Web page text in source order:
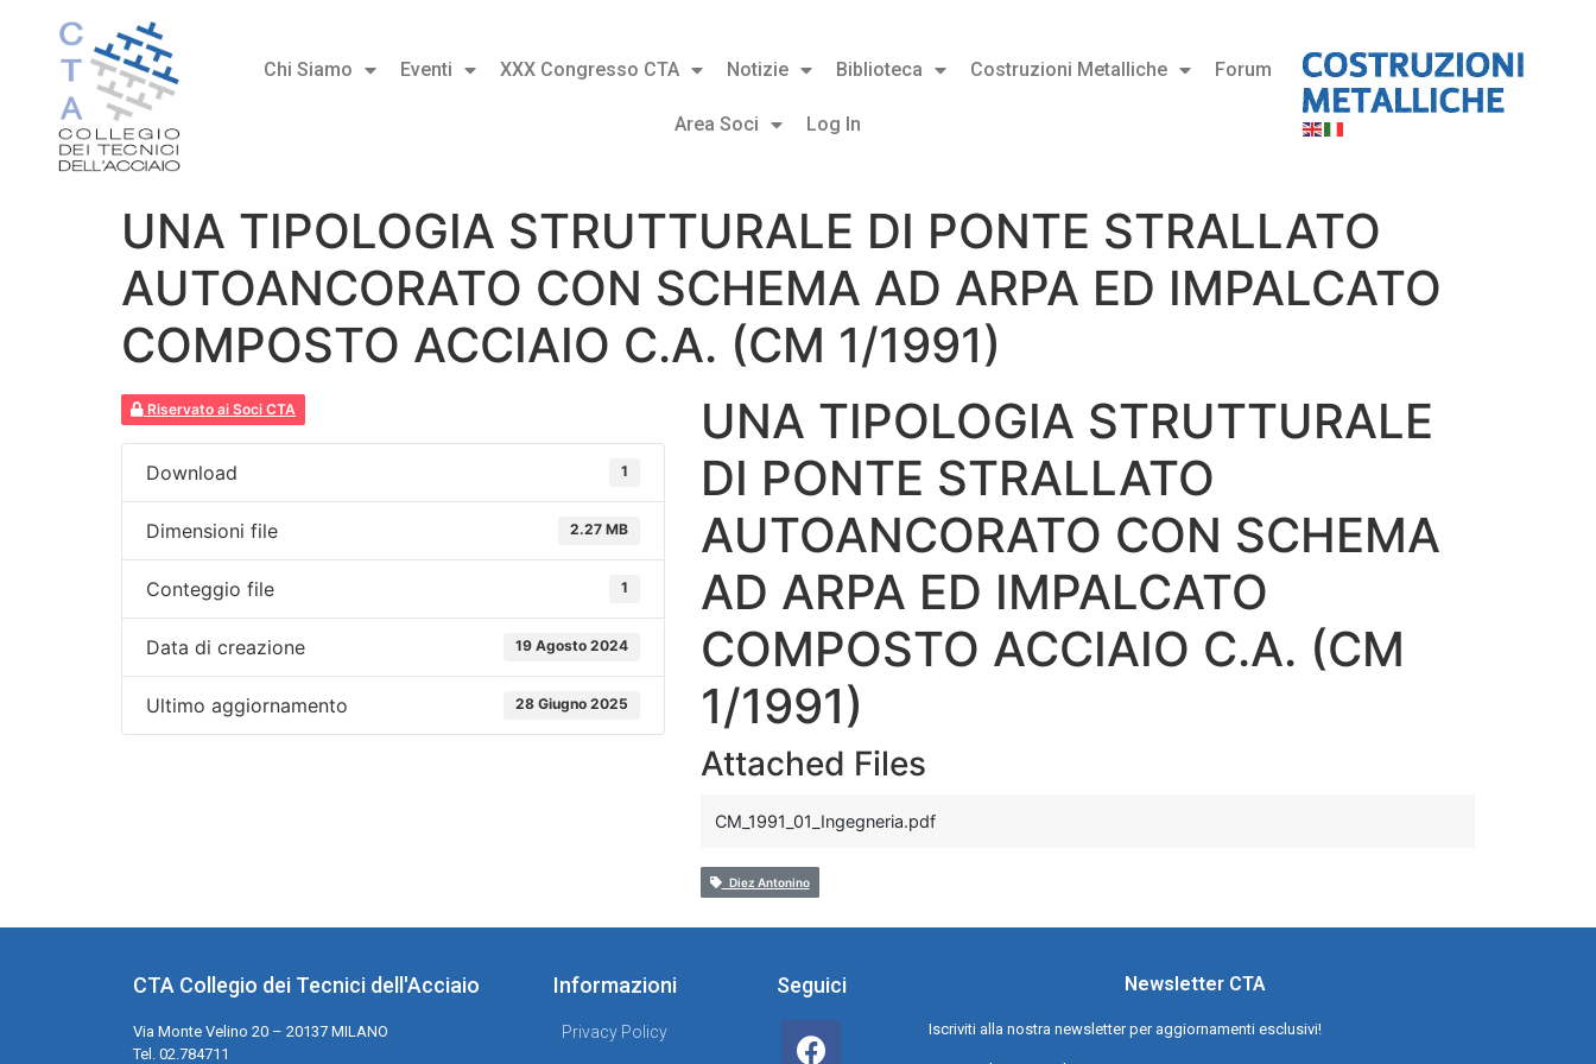
Chi Siamo Eventi XXX Congresso CTA Notizie Biblioteca Costruzioni Metalliche Forum
Area Soci Log In
UNA TIPOLOGIA STRUTTURALE DI PONTE STRALLATO
AUTOANCORATO CON SCHEMA AD ARPA ED IMPALCATO
COMPOSTO ACCIAIO C.A. (CM 1/1991)
Riservato ai Soci CTA
Download 1
Dimensioni file 2.27 MB
Conteggio file 1
Data di creazione 19 Agosto 2024
Ultimo aggiornamento 28 Giugno 2025
UNA TIPOLOGIA STRUTTURALE
DI PONTE STRALLATO
AUTOANCORATO CON SCHEMA
AD ARPA ED IMPALCATO
COMPOSTO ACCIAIO C.A. (CM
1/1991)
Attached Files
CM_1991_01_Ingegneria.pdf
Diez Antonino
CTA Collegio dei Tecnici dell'Acciaio
Via Monte Velino 20 – 20137 MILANO
Tel. 02.784711
Informazioni
Privacy Policy
Seguici Newsletter CTA
Iscriviti alla nostra newsletter per aggiornamenti esclusivi!